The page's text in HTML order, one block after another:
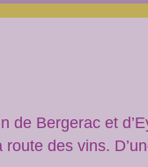
de Bergerac et
des vins.